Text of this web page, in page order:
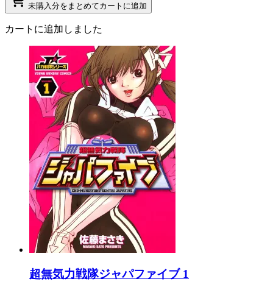
未購入分をまとめてカートに追加
カートに追加しました
超無気力戦隊ジャパファイブ 1